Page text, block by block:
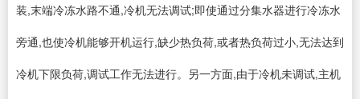
装,末端冷冻水路不通,冷机无法调试;即使通过分集水器进行冷冻水
旁通,也使冷机能够开机运行,缺少热负荷,或者热负荷过小,无法达到
冷机下限负荷,调试工作无法进行。另一方面,由于冷机未调试,主机